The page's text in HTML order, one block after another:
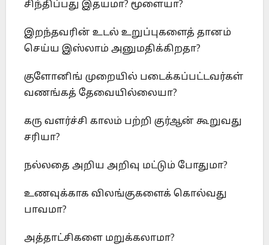
சிந்திப்பது இதயமா? மூளையா?
இறந்தவரின் உடல் உறுப்புகளைத் தானம்
செய்ய இஸ்லாம் அனுமதிக்கிறதா?
குளோனிங் முறையில் படைக்கப்பட்டவர்கள்
வணங்கத் தேவையில்லையா?
கரு வளர்ச்சி காலம் பற்றி குர்ஆன் கூறுவது
சரியா?
நல்லதை அறிய அறிவு மட்டும் போதுமா?
உணவுக்காக விலங்குகளைக் கொல்வது
பாவமா?
அத்தாட்சிகளை மறுக்கலாமா?